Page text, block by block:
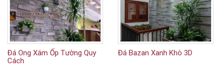
Đá Ong Xám Ốp Tường Quy
Cách
Đá Bazan Xanh Khò 3D